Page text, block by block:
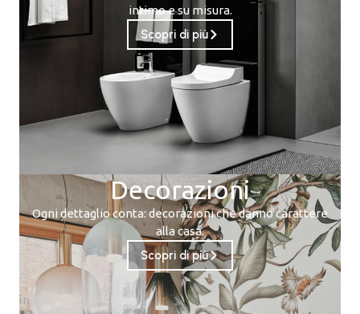
intimo e su misura.
Scopri di più
Decorazioni
Ogni dettaglio conta: decorazioni che danno carattere
alla casa.
Scopri di più